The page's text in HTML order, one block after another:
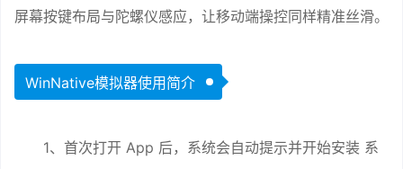
屏幕按键布局与陀螺仪感应，让移动端操控同样精准丝滑。
WinNative模拟器使用简介
1、首次打开 App 后，系统会自动提示并开始安装 系